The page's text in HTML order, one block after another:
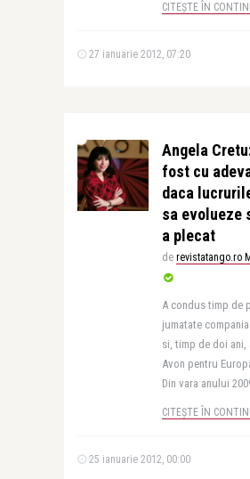
CITEȘTE ÎN
27 ianuarie 2012, 07:20
Angela
fost cu
daca
sa evolueze
a plecat
de revistatango.ro
A condus timp de
jumatate
si, timp de doi
Avon pentru
Din vara anului
CITEȘTE ÎN
25 ianuarie 2012, 00:00